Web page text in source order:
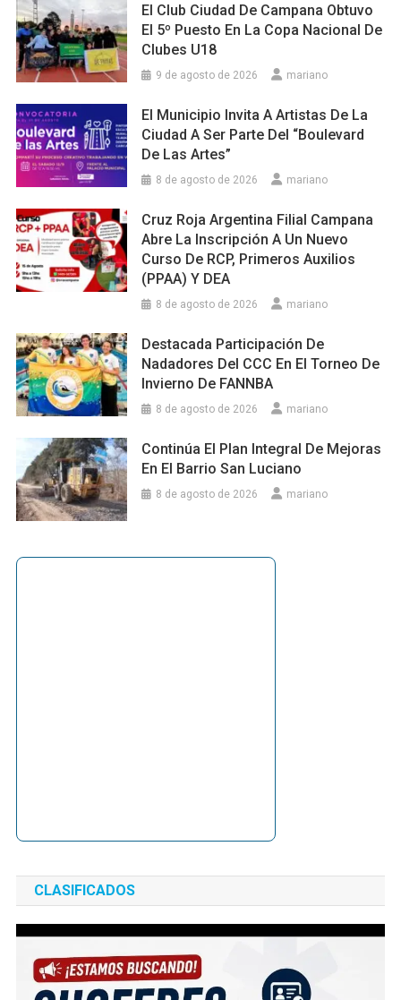
El Club Ciudad De Campana Obtuvo
El 5º Puesto En La Copa Nacional De
Clubes U18
9 de agosto de 2026 mariano
El Municipio Invita A Artistas De La
Ciudad A Ser Parte Del “Boulevard
De Las Artes”
8 de agosto de 2026 mariano
Cruz Roja Argentina Filial Campana
Abre La Inscripción A Un Nuevo
Curso De RCP, Primeros Auxilios
(PPAA) Y DEA
8 de agosto de 2026 mariano
Destacada Participación De
Nadadores Del CCC En El Torneo De
Invierno De FANNBA
8 de agosto de 2026 mariano
Continúa El Plan Integral De Mejoras
En El Barrio San Luciano
8 de agosto de 2026 mariano
CLASIFICADOS